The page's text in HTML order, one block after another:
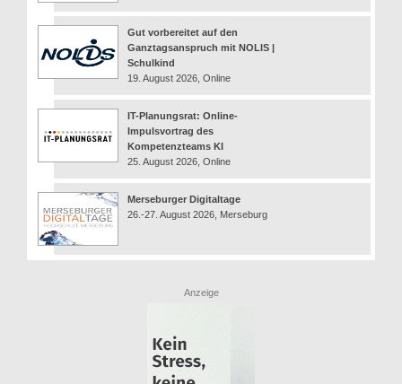
Gut vorbereitet auf den
Ganztagsanspruch mit NOLIS |
Schulkind
19. August 2026, Online
IT-Planungsrat: Online-
Impulsvortrag des
Kompetenzteams KI
25. August 2026, Online
Merseburger Digitaltage
26.-27. August 2026, Merseburg
Anzeige